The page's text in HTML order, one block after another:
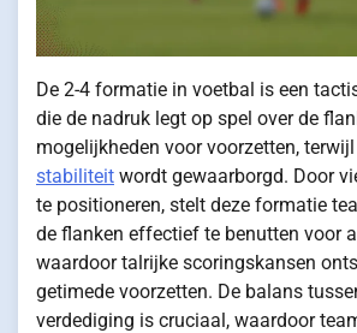
De 2-4 formatie in voetbal is een
die de nadruk legt op spel over de
mogelijkheden voor voorzetten, terwijl
stabiliteit wordt gewaarborgd. Door
te positioneren, stelt deze formatie
de flanken effectief te benutten voor
waardoor talrijke scoringskansen
getimede voorzetten. De balans
verdediging is cruciaal, waardoor